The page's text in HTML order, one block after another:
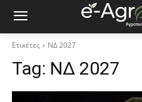
Ετικέτες ΝΔ 2027
Tag: ΝΔ 2027